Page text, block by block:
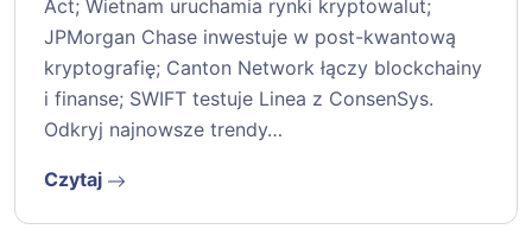
Act; Wietnam uruchamia rynki kryptowalut;
JPMorgan Chase inwestuje w post-kwantową
kryptografię; Canton Network łączy blockchainy
i finanse; SWIFT testuje Linea z ConsenSys.
Odkryj najnowsze trendy…
Czytaj